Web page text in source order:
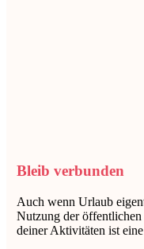
Bleib verbunden
Auch wenn Urlaub
Nutzung der
deiner Aktivitäten ist